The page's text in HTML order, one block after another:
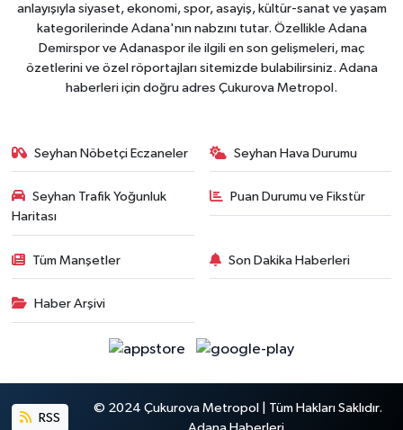
anlayışıyla siyaset, ekonomi, spor, asayiş, kültür-sanat ve yaşam
kategorilerinde Adana'nın nabzını tutar. Özellikle Adana
Demirspor ve Adanaspor ile ilgili en son gelişmeleri, maç
özetlerini ve özel röportajları sitemizde bulabilirsiniz. Adana
haberleri için doğru adres Çukurova Metropol.
Seyhan Nöbetçi Eczaneler Seyhan Hava Durumu
Seyhan Trafik Yoğunluk
Haritası
Puan Durumu ve Fikstür
Tüm Manşetler Son Dakika Haberleri
Haber Arşivi
RSS
© 2024 Çukurova Metropol | Tüm Hakları Saklıdır.